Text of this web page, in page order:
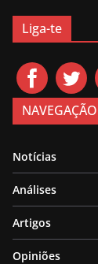
Liga-te
NAVEGAÇÃO
Notícias
Análises
Artigos
Opiniões